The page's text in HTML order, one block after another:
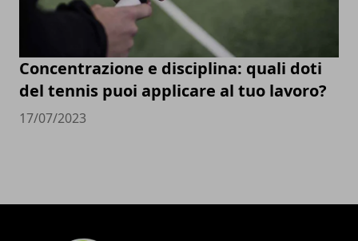
Concentrazione e disciplina: quali doti
del tennis puoi applicare al tuo lavoro?
17/07/2023